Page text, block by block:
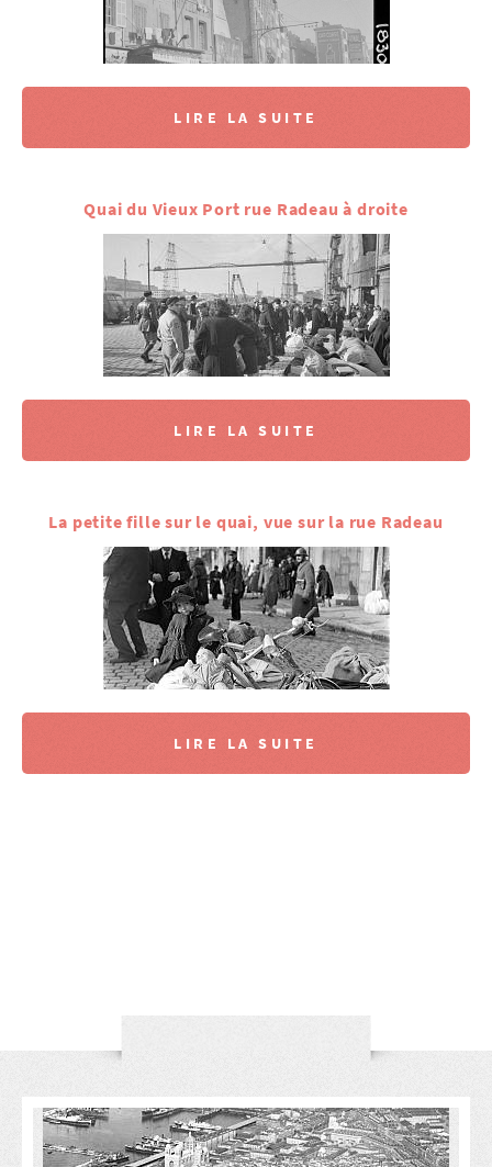
LIRE LA SUITE
Quai du Vieux Port rue Radeau à droite
LIRE LA SUITE
La petite fille sur le quai, vue sur la rue Radeau
LIRE LA SUITE